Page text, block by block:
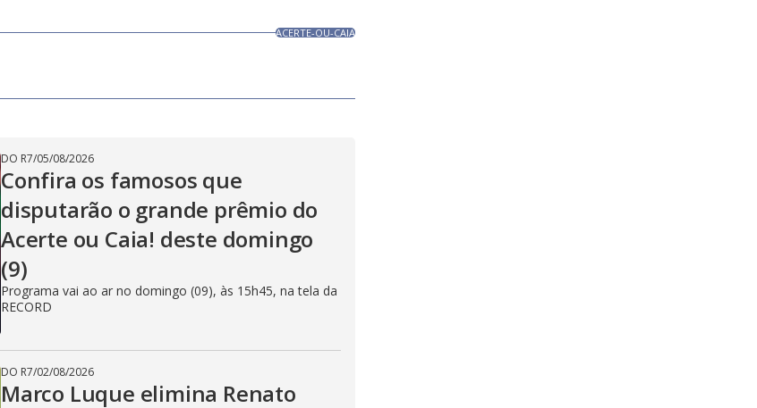
ACERTE-OU-CAIA
DO R7/05/08/2026
Confira os famosos que
disputarão o grande prêmio do
Acerte ou Caia! deste domingo
(9)
Programa vai ao ar no domingo (09), às 15h45, na tela da
RECORD
DO R7/02/08/2026
Marco Luque elimina Renato